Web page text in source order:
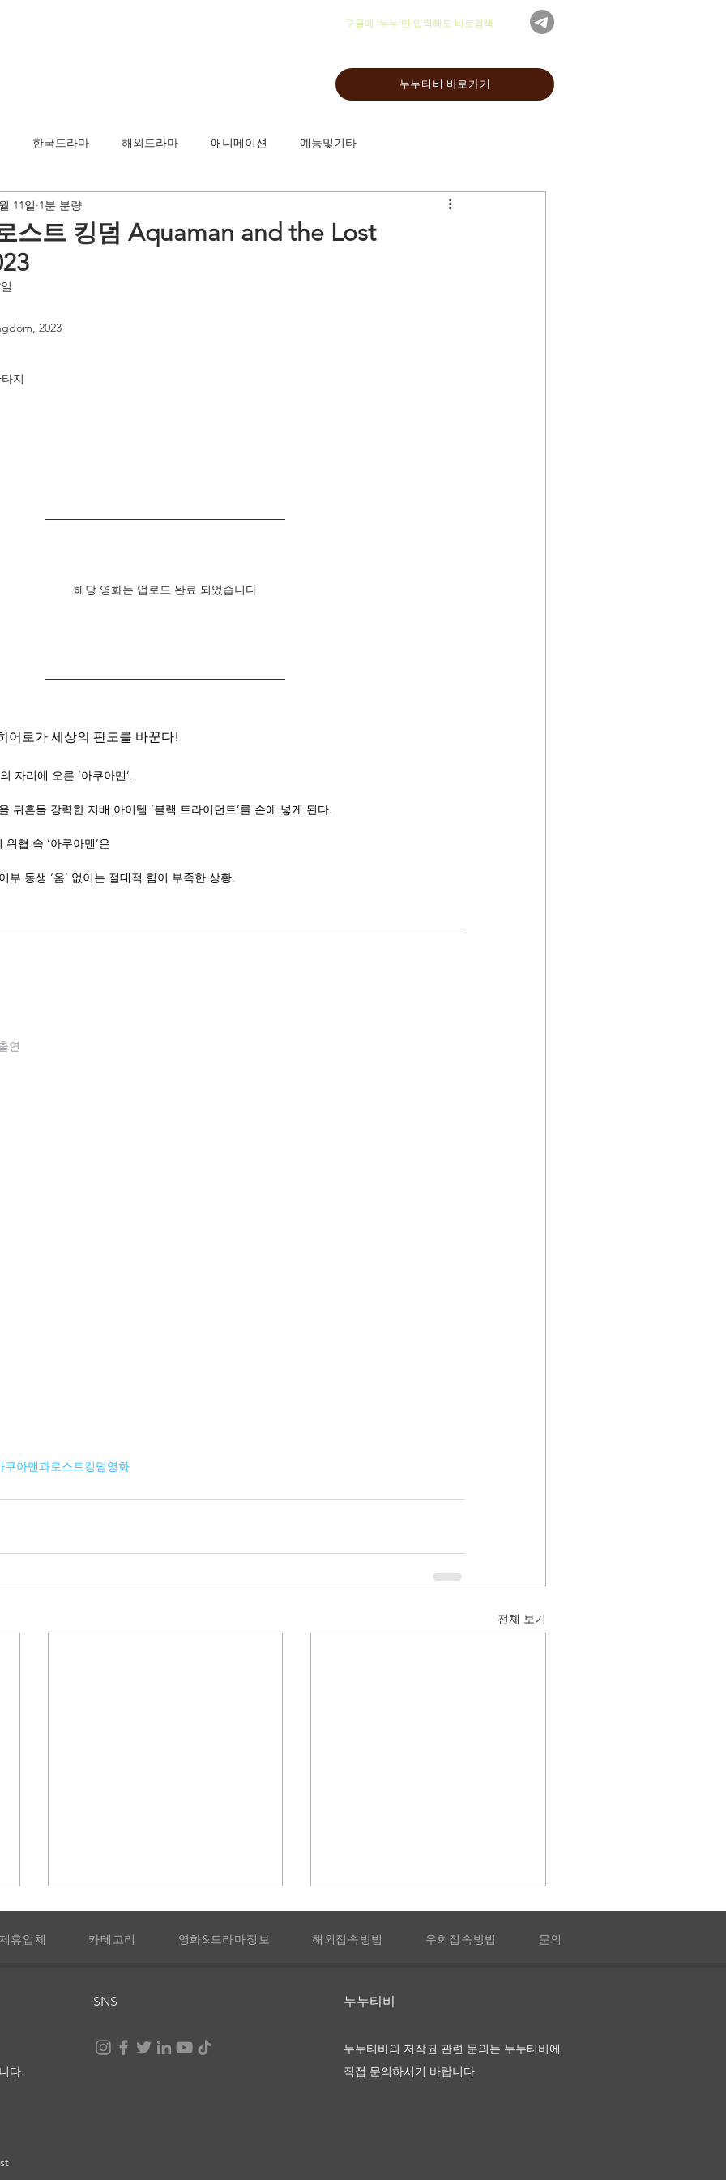
​구글에 '누누'만 입력해도 바로검색
누누티비 바로가기
한국드라마 해외드라마 애니메이션 예능및기타
스트 킹덤 Aquaman and the Lost
11일 1분 분량
2023
지
해당 영화는 업로드 완료 되었습니다
어로가 세상의 판도를 바꾼다!
자리에 오른 ‘아쿠아맨’.
뒤흔들 강력한 지배 아이템 ‘블랙 트라이던트’를 손에 넣게 된다.
협 속 ‘아쿠아맨’은
부 동생 ‘옴’ 없이는 절대적 힘이 부족한 상황.
연
쿠아맨과로스트킹덤영화
전체 보기
눈부신 세상 끝에서, 너와 나
제휴업체 카테고리 영화&드라마정보 해외접속방법 우회접속방법 문의
다.
SNS ​누누티비
누누티비의 저작권 관련 문의는 누누티비에
직접 문의하시기 바랍니다